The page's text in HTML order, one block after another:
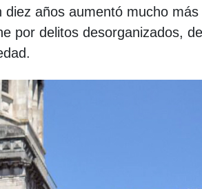
años aumentó mucho más
por delitos desorganizados,